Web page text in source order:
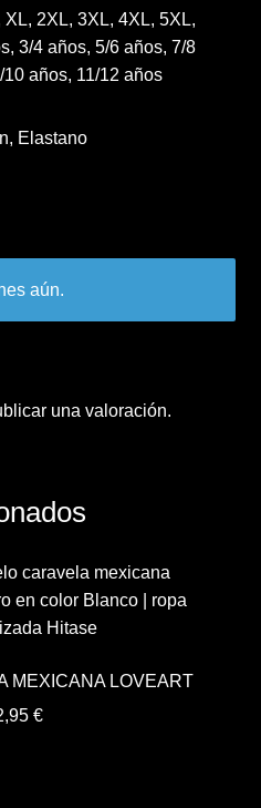
XL, 2XL, 3XL, 4XL, 5XL,
3/4 años, 5/6 años, 7/8
10 años, 11/12 años
Elastano
aún.
una valoración.
MEXICANA LOVEART
€